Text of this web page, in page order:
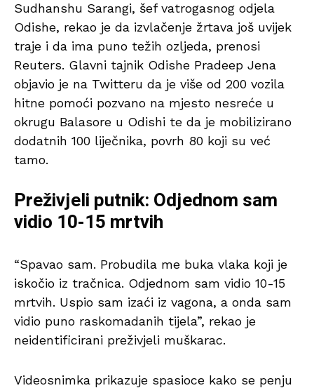
Sudhanshu Sarangi, šef vatrogasnog odjela
Odishe, rekao je da izvlačenje žrtava još uvijek
traje i da ima puno težih ozljeda, prenosi
Reuters. Glavni tajnik Odishe Pradeep Jena
objavio je na Twitteru da je više od 200 vozila
hitne pomoći pozvano na mjesto nesreće u
okrugu Balasore u Odishi te da je mobilizirano
dodatnih 100 liječnika, povrh 80 koji su već
tamo.
Preživjeli putnik: Odjednom sam
vidio 10-15 mrtvih
“Spavao sam. Probudila me buka vlaka koji je
iskočio iz tračnica. Odjednom sam vidio 10-15
mrtvih. Uspio sam izaći iz vagona, a onda sam
vidio puno raskomadanih tijela”, rekao je
neidentificirani preživjeli muškarac.
Videosnimka prikazuje spasioce kako se penju